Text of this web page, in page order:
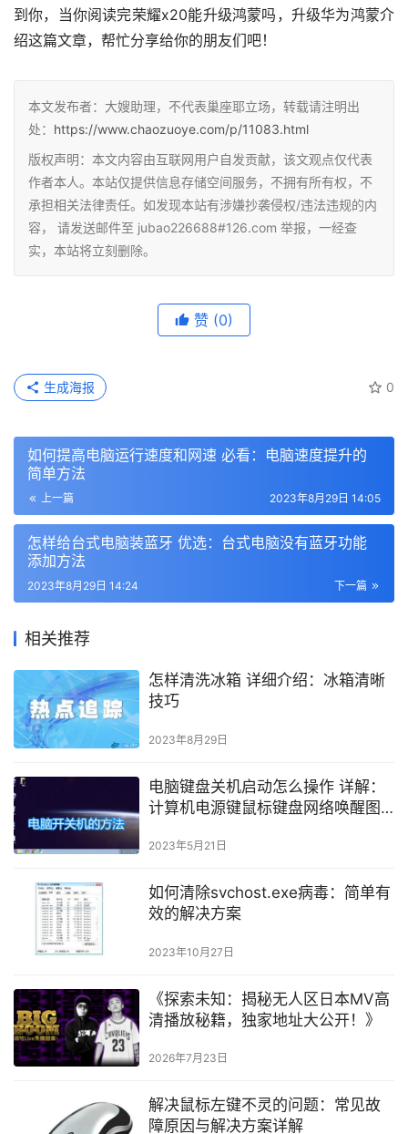
到你，当你阅读完荣耀x20能升级鸿蒙吗，升级华为鸿蒙介
绍这篇文章，帮忙分享给你的朋友们吧！
本文发布者：大嫂助理，不代表巢座耶立场，转载请注明出
处： https://www.chaozuoye.com/p/11083.html
版权声明：本文内容由互联网用户自发贡献，该文观点仅代表
作者本人。本站仅提供信息存储空间服务，不拥有所有权，不
承担相关法律责任。如发现本站有涉嫌抄袭侵权/违法违规的内
容， 请发送邮件至 jubao226688#126.com 举报，一经查
实，本站将立刻删除。
赞 (0)
0
生成海报
如何提高电脑运行速度和网速 必看：电脑速度提升的
简单方法
上一篇 2023年8月29日 14:05
怎样给台式电脑装蓝牙 优选：台式电脑没有蓝牙功能
添加方法
下一篇
2023年8月29日 14:24
相关推荐
怎样清洗冰箱 详细介绍：冰箱清晰
技巧
2023年8月29日
电脑键盘关机启动怎么操作 详解：
计算机电源键鼠标键盘网络唤醒图
2023年5月21日
如何清除svchost.exe病毒：简单有
效的解决方案
2023年10月27日
《探索未知：揭秘无人区日本MV高
清播放秘籍，独家地址大公开！》
2026年7月23日
解决鼠标左键不灵的问题：常见故
障原因与解决方案详解